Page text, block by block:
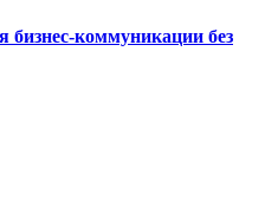
бизнес-коммуникации без